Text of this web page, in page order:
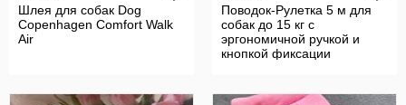
Шлея для собак Dog
Copenhagen Comfort Walk
Air
Поводок-Рулетка 5 м для
собак до 15 кг с
эргономичной ручкой и
кнопкой фиксации